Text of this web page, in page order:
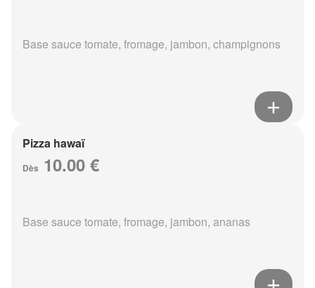
Base sauce tomate, fromage, jambon, champignons
Pizza hawaï
Dès 10.00 €
Base sauce tomate, fromage, jambon, ananas